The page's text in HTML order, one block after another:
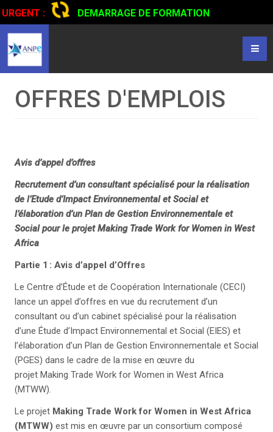
URGENT :
DEMARRAGE DE FORMATION
CERTIFIANTE EN CONDUITE DE CAMIONS...CLIQUER POUR
LIRE
OFFRES D'EMPLOIS
Avis d’appel d’offres
Recrutement d’un consultant spécialisé pour la réalisation
de l’Etude d’Impact Environnemental et Social et
l’élaboration d’un Plan de Gestion Environnementale et
Social pour le projet Making Trade Work for Women in West
Africa
Partie 1 : Avis d’appel d’Offres
Le Centre d’Étude et de Coopération Internationale (CECI)
lance un appel d’offres en vue du recrutement d’un
consultant ou d’un cabinet spécialisé pour la réalisation
d’une Étude d’Impact Environnemental et Social (EIES) et
l’élaboration d’un Plan de Gestion Environnementale et Social
(PGES) dans le cadre de la mise en œuvre du
projet Making Trade Work for Women in West Africa
(MTWW).
Le projet Making Trade Work for Women in West Africa
(MTWW) est mis en œuvre par un consortium composé